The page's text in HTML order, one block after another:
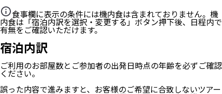
食事欄に表示の条件には機内食は含まれておりません。機
内食は「宿泊内訳を選択・変更する」ボタン押下後、日程内で
有無をご確認いただけます。
宿泊内訳
ご利用のお部屋数とご参加者の出発日時点の年齢を必ずご確認
ください。
誤った内容で進みますと、お客様のご希望に合致しないツアー